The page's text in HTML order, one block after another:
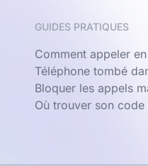
GUIDES PRATIQUES
Comment appeler
Téléphone tombé
Bloquer les appels
Où trouver son code